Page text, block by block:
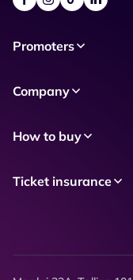
Promoters
Company
How to buy
Ticket insurance